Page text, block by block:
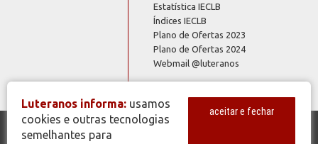
Estatística IECLB
Índices IECLB
Plano de Ofertas 2023
Plano de Ofertas 2024
Webmail @luteranos
Luteranos informa: usamos
cookies e outras tecnologias
semelhantes para
aceitar e fechar